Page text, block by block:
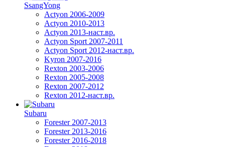
SsangYong
Actyon 2006-2009
Actyon 2010-2013
Actyon 2013-наст.вр.
Actyon Sport 2007-2011
Actyon Sport 2012-наст.вр.
Kyron 2007-2016
Rexton 2003-2006
Rexton 2005-2008
Rexton 2007-2012
Rexton 2012-наст.вр.
Subaru
Forester 2007-2013
Forester 2013-2016
Forester 2016-2018